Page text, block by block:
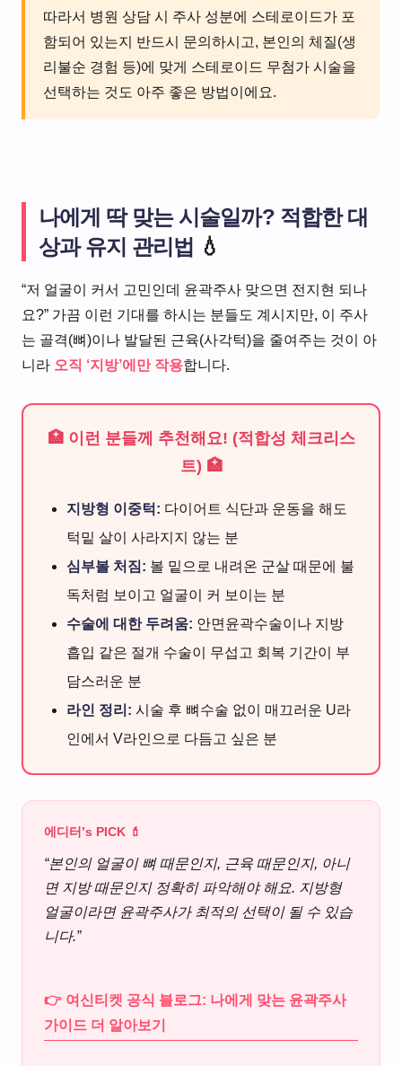
따라서 병원 상담 시 주사 성분에 스테로이드가 포
함되어 있는지 반드시 문의하시고, 본인의 체질(생
리불순 경험 등)에 맞게 스테로이드 무첨가 시술을
선택하는 것도 아주 좋은 방법이에요.
나에게 딱 맞는 시술일까? 적합한 대
상과 유지 관리법 💧
“저 얼굴이 커서 고민인데 윤곽주사 맞으면 전지현 되나
요?” 가끔 이런 기대를 하시는 분들도 계시지만, 이 주사
는 골격(뼈)이나 발달된 근육(사각턱)을 줄여주는 것이 아
니라 오직 ‘지방’에만 작용합니다.
🏥 이런 분들께 추천해요! (적합성 체크리스
트) 🏥
지방형 이중턱: 다이어트 식단과 운동을 해도
턱밑 살이 사라지지 않는 분
심부볼 처짐: 볼 밑으로 내려온 군살 때문에 불
독처럼 보이고 얼굴이 커 보이는 분
수술에 대한 두려움: 안면윤곽수술이나 지방
흡입 같은 절개 수술이 무섭고 회복 기간이 부
담스러운 분
라인 정리: 시술 후 뼈수술 없이 매끄러운 U라
인에서 V라인으로 다듬고 싶은 분
에디터’s PICK 💄
“본인의 얼굴이 뼈 때문인지, 근육 때문인지, 아니
면 지방 때문인지 정확히 파악해야 해요. 지방형
얼굴이라면 윤곽주사가 최적의 선택이 될 수 있습
니다.”
👉 여신티켓 공식 블로그: 나에게 맞는 윤곽주사
가이드 더 알아보기